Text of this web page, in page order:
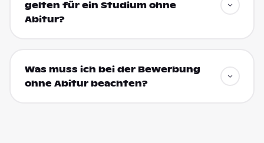
gelten für ein Studium ohne
Abitur?
Was muss ich bei der Bewerbung
ohne Abitur beachten?